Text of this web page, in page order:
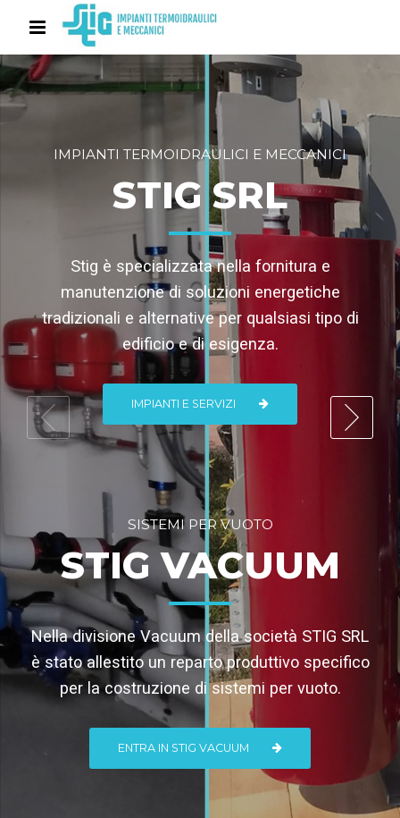
IMPIANTI TERMOIDRAULICI E MECCANICI
STIG SRL
Stig è specializzata nella fornitura e
manutenzione di soluzioni energetiche
tradizionali e alternative per qualsiasi tipo di
edificio e di esigenza.
IMPIANTI E SERVIZI
SISTEMI PER VUOTO
STIG VACUUM
Nella divisione Vacuum della società STIG SRL
è stato allestito un reparto produttivo specifico
per la costruzione di sistemi per vuoto.
ENTRA IN STIG VACUUM